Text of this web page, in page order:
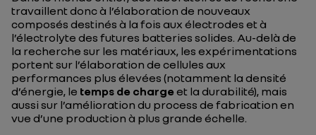
travaillent donc à l’élaboration de nouveaux
composés destinés à la fois aux électrodes et à
l’électrolyte des futures batteries solides. Au-delà de
la recherche sur les matériaux, les expérimentations
portent sur l’élaboration de cellules aux
performances plus élevées (notamment la densité
d’énergie, le temps de charge et la durabilité), mais
aussi sur l’amélioration du process de fabrication en
vue d’une production à plus grande échelle.